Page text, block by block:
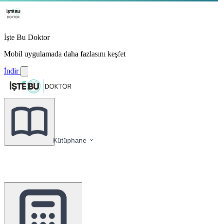
İşte Bu Doktor
Mobil uygulamada daha fazlasını keşfet
İndir
Kütüphane